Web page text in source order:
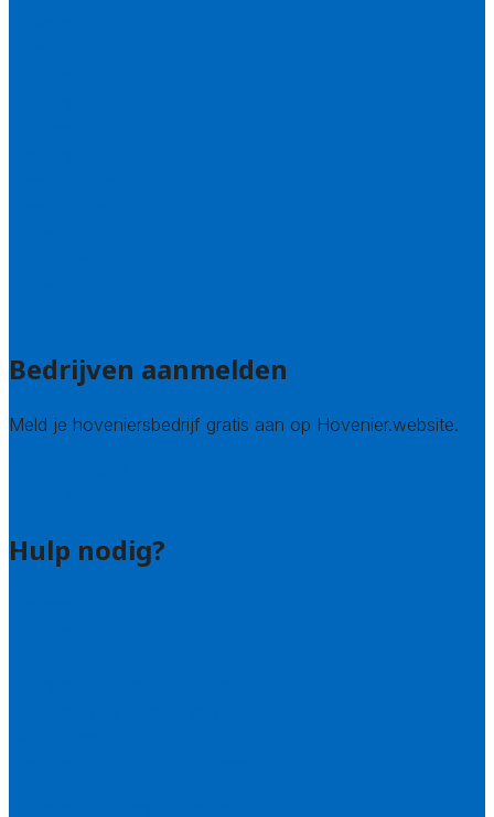
Bedrijven aanmelden
Meld je hoveniersbedrijf gratis aan op Hovenier.website.
Hulp nodig?